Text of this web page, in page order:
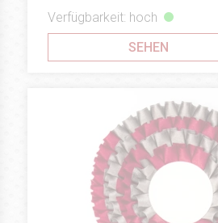
Verfügbarkeit: hoch
SEHEN